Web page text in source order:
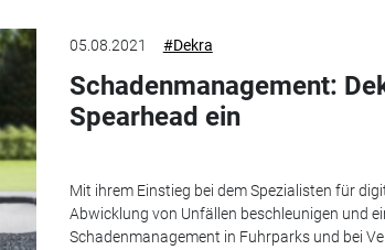
05.08.2021 #Dekra
Schadenmanagement:
Spearhead ein
Mit ihrem Einstieg bei dem Spezialisten für
Abwicklung von Unfällen beschleunigen und
Schadenmanagement in Fuhrparks und bei